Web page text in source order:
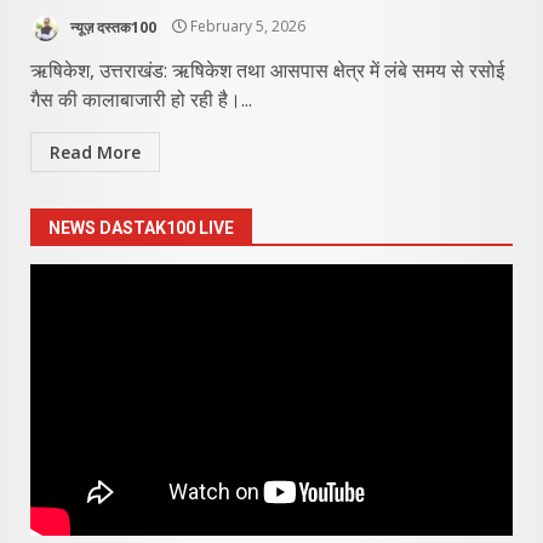
न्यूज़ दस्तक100 February 5, 2026
ऋषिकेश, उत्तराखंड: ऋषिकेश तथा आसपास क्षेत्र में लंबे समय से रसोई
गैस की कालाबाजारी हो रही है।...
Read More
NEWS DASTAK100 LIVE